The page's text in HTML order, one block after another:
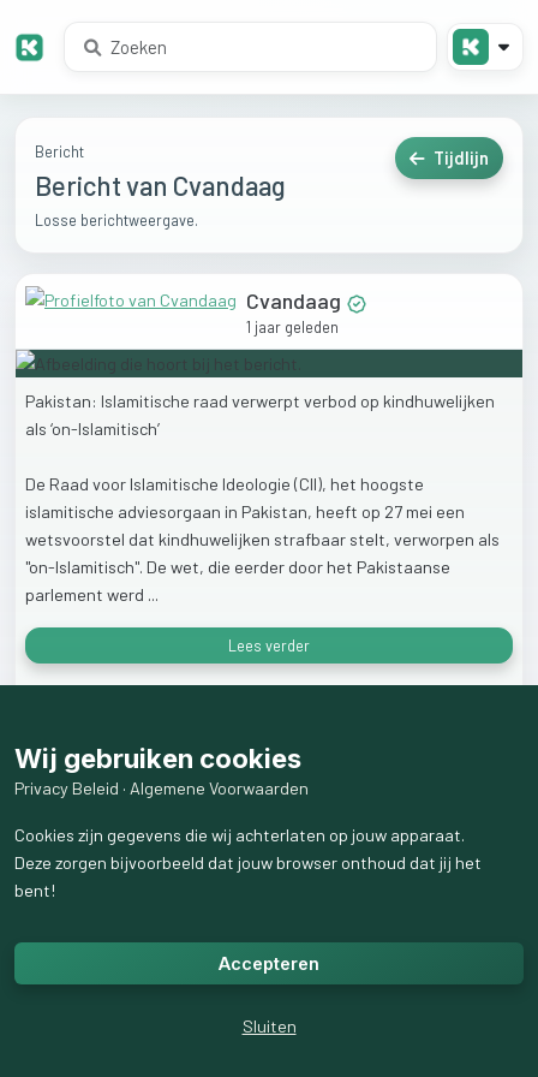
Bericht
Bericht van Cvandaag
Losse berichtweergave.
Tijdlijn
Cvandaag
1 jaar geleden
Pakistan: Islamitische raad verwerpt verbod op kindhuwelijken
als ‘on-Islamitisch’
De Raad voor Islamitische Ideologie (CII), het hoogste
islamitische adviesorgaan in Pakistan, heeft op 27 mei een
wetsvoorstel dat kindhuwelijken strafbaar stelt, verworpen als
"on-Islamitisch". De wet, die eerder door het Pakistaanse
parlement werd ...
Lees verder
Wij gebruiken cookies
Privacy Beleid · Algemene Voorwaarden
Cookies zijn gegevens die wij achterlaten op jouw apparaat.
Deze zorgen bijvoorbeeld dat jouw browser onthoud dat jij het
bent!
Accepteren
Sluiten